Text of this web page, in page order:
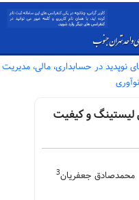
در حسابداری، مالی، مدیریت
لیستینگ و کیفیت
محمدصادق جعفریان3